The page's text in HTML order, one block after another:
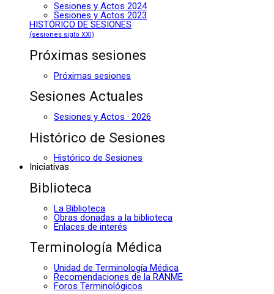
Sesiones y Actos 2024
Sesiones y Actos 2023
HISTÓRICO DE SESIONES
(sesiones siglo XXI)
Próximas sesiones
Próximas sesiones
Sesiones Actuales
Sesiones y Actos · 2026
Histórico de Sesiones
Histórico de Sesiones
Iniciativas
Biblioteca
La Biblioteca
Obras donadas a la biblioteca
Enlaces de interés
Terminología Médica
Unidad de Terminología Médica
Recomendaciones de la RANME
Foros Terminológicos